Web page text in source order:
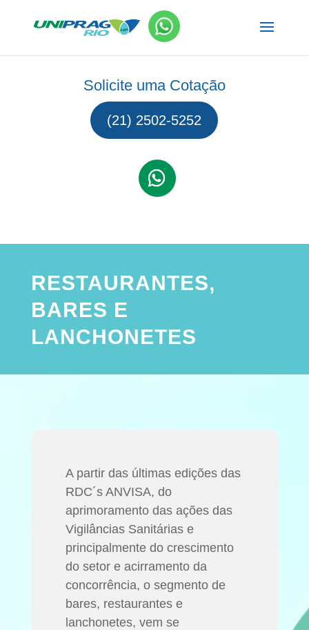
Solicite uma Cotação
(21) 2502-5252
RESTAURANTES,
BARES E
LANCHONETES
A partir das últimas edições das
RDC´s ANVISA, do
aprimoramento das ações das
Vigilâncias Sanitárias e
principalmente do crescimento
do setor e acirramento da
concorrência, o segmento de
bares, restaurantes e
lanchonetes, vem se